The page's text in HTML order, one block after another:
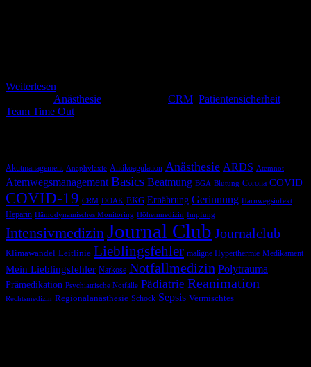
Weiterlesen
Anästhesie CRM Patientensicherheit
Team Time Out
Akutmanagement Anaphylaxie Antikoagulation Anästhesie ARDS Atemnot
Atemwegsmanagement Basics Beatmung BGA Blutung Corona COVID
COVID-19 CRM DOAK EKG Ernährung Gerinnung Harnwegsinfekt
Heparin Hämodynamisches Monitoring Höhenmedizin Impfung
Intensivmedizin Journal Club Journalclub
Klimawandel Leitlinie Lieblingsfehler maligne Hyperthermie Medikament
Mein Lieblingsfehler Narkose Notfallmedizin Polytrauma
Prämedikation Psychiatrische Notfälle Pädiatrie Reanimation
Rechtsmedizin Regionalanästhesie Schock Sepsis Vermischtes